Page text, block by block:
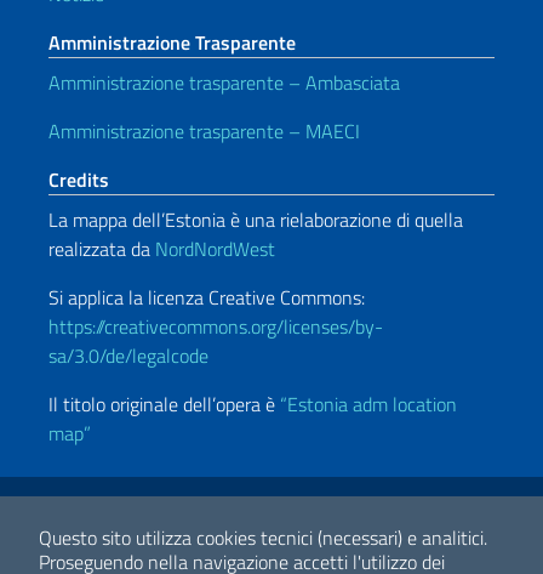
Questo sito utilizza cookies tecnici (necessari) e analitici.
Proseguendo nella navigazione accetti l'utilizzo dei
Amministrazione Trasparente
Amministrazione trasparente – Ambasciata
Amministrazione trasparente – MAECI
Credits
La mappa dell’Estonia è una rielaborazione di quella
realizzata da NordNordWest
Si applica la licenza Creative Commons:
https://creativecommons.org/licenses/by-
sa/3.0/de/legalcode
Il titolo originale dell’opera è “Estonia adm location
map”
Link Utili